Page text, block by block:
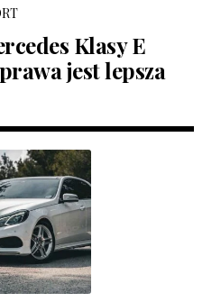
Klasy E
jest lepsza